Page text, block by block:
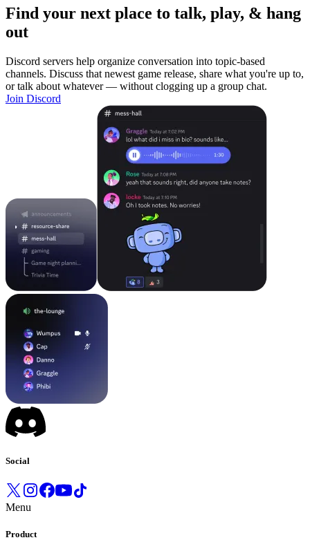
Find your next place to talk, play, & hang
out
Discord servers help organize conversation into topic-based
channels. Discuss that newest game release, share what you're up to,
or talk about whatever — without clogging up a group chat.
Join Discord
Social
Menu
Product